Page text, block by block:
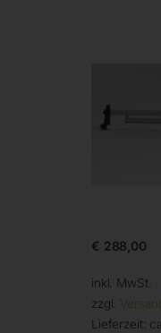
€ 288,00
inkl. MwSt.
zzgl.
Lieferzeit: